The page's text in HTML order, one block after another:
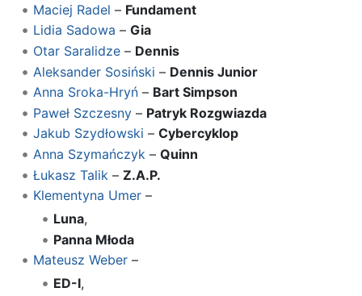
Maciej Radel – Fundament
Lidia Sadowa – Gia
Otar Saralidze– Dennis
Aleksander Sosiński – Dennis Junior
Anna Sroka-Hryń– Bart Simpson
Paweł Szczesny– Patryk Rozgwiazda
Jakub Szydłowski – Cybercyklop
Anna Szymańczyk– Quinn
Łukasz Talik – Z.A.P.
Klementyna Umer–
Luna,
Panna Młoda
Mateusz Weber–
ED-I,